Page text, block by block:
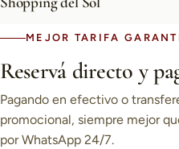
MEJOR TARIFA
Reservá directo y
Pagando en efectivo o
promocional, siempre mejor
por WhatsApp 24/7.